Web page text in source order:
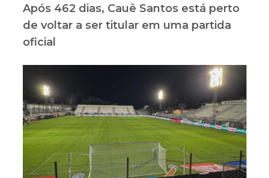
Após 462 dias, Cauê Santos está perto
de voltar a ser titular em uma partida
oficial